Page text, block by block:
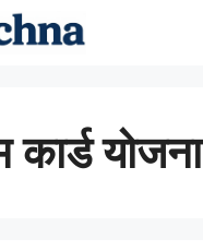
योजना